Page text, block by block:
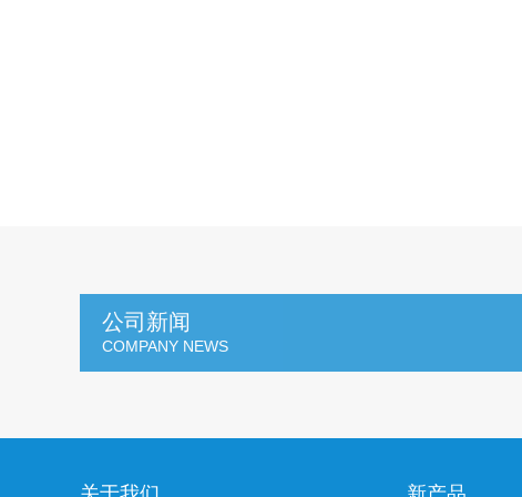
公司新闻
COMPANY NEWS